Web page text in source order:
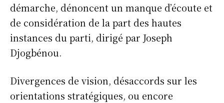
démarche, dénoncent un manque d’écoute et
de considération de la part des hautes
instances du parti, dirigé par Joseph
Djogbénou.
Divergences de vision, désaccords sur les
orientations stratégiques, ou encore